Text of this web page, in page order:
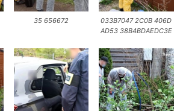
35 656672
033B7047 2C0B 406D
AD53 38B4BDAEDC3E